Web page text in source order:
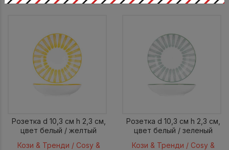
Розетка d 10,3 см h 2,3 см,
цвет белый / желтый
Кози & Тренди / Cosy &
Розетка d 10,3 см h 2,3 см,
цвет белый / зеленый
Кози & Тренди / Cosy &